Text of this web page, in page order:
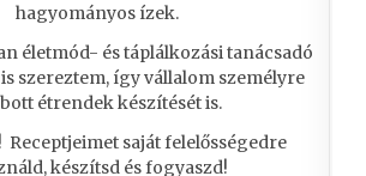
hagyományos ízek.
életmód- és táplálkozási tanácsadó
szereztem, így vállalom személyre
étrendek készítését is.
Receptjeimet saját felelősségedre
készítsd és fogyaszd!